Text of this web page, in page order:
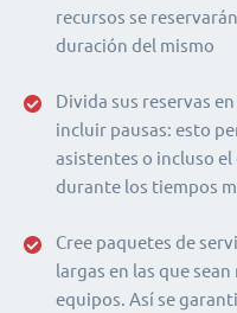
recursos se
duración del mismo
Divida sus reservas
incluir pausas: esto
asistentes o incluso
durante los tiempos
Cree paquetes de
largas en las que
equipos. Así se